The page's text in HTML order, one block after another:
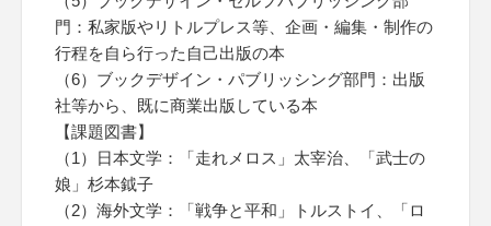
門：私家版やリトルプレス等、企画・編集・制作の
行程を自ら行った自己出版の本
（6）ブックデザイン・パブリッシング部門：出版
社等から、既に商業出版している本
【課題図書】
（1）日本文学：「走れメロス」太宰治、「武士の
娘」杉本鉞子
（2）海外文学：「戦争と平和」トルストイ、「ロ